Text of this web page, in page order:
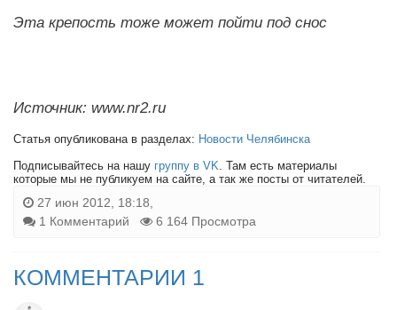
Эта крепость тоже может пойти под снос
Источник: www.nr2.ru
Статья опубликована в разделах: Новости Челябинска
Подписывайтесь на нашу группу в VK. Там есть материалы
которые мы не публикуем на сайте, а так же посты от читателей.
27 июн 2012, 18:18,
1 Комментарий
6 164 Просмотра
КОММЕНТАРИИ 1